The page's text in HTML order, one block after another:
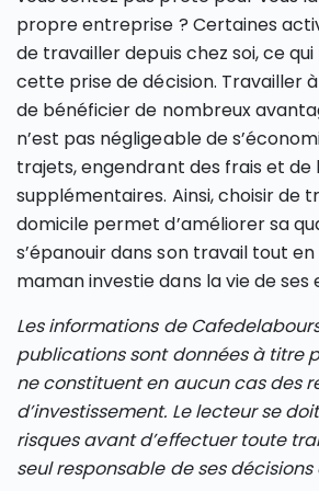
propre entreprise ? Certaines
de travailler depuis chez soi, ce
cette prise de décision. Travailler
de bénéficier de nombreux
n’est pas négligeable de
trajets, engendrant des frais et de
supplémentaires. Ainsi, choisir de
domicile permet d’améliorer sa
s’épanouir dans son travail tout
maman investie dans la vie de ses
Les informations de
publications sont données à titre
ne constituent en aucun cas des
d’investissement. Le lecteur se
risques avant d’effectuer toute
seul responsable de ses décisions